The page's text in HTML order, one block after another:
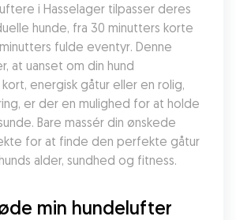
i Hasselager tilpasser deres
hunde, fra 30 minutters korte
fulde eventyr. Denne
at uanset om din hund
energisk gåtur eller en rolig,
er der en mulighed for at holde
Bare massér din ønskede
for at finde den perfekte gåtur
alder, sundhed og fitness.
min hundelufter